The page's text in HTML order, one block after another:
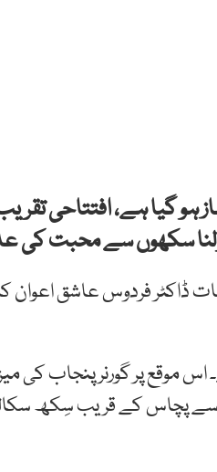
ہو گیا ہے، افتتاحی
سکھوں سے محبت
ڈاکٹر فردوس عاشق اعوان
موقع پر گورنر پنجاب کی
سے پچاس کے قریب سِکھ